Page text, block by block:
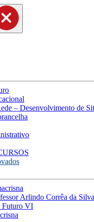
– Desenvolvimento de
Arlindo Corrêa da Silva
Futuro VI